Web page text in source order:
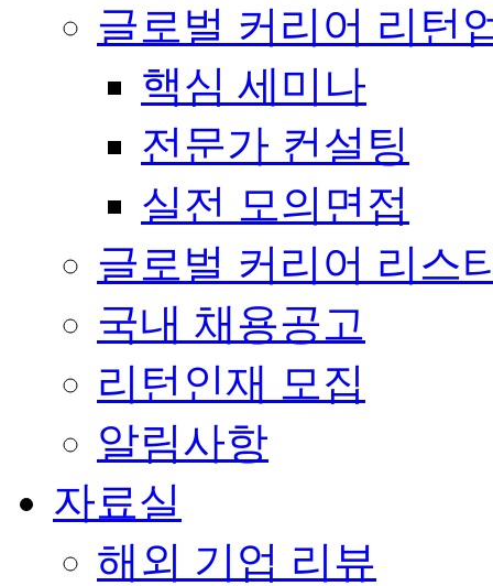
글로벌 커리어 리턴
핵심 세미나
전문가 컨설팅
실전 모의면접
글로벌 커리어 리스
국내 채용공고
리턴인재 모집
알림사항
자료실
해외 기업 리뷰